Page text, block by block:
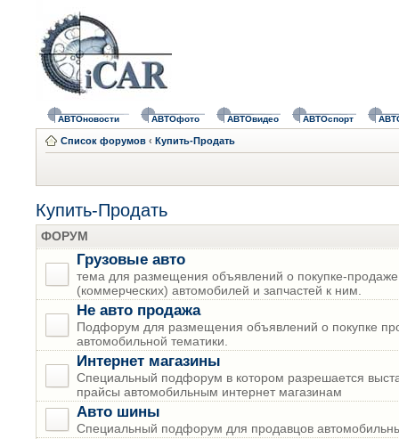
АВТОновости АВТОфото АВТОвидео АВТОспорт
Список форумов ‹ Купить-Продать
Купить-Продать
ФОРУМ
Грузовые авто
тема для размещения объявлений о покупке-продаже
(коммерческих) автомобилей и запчастей к ним.
Не авто продажа
Подфорум для размещения объявлений о покупке
автомобильной тематики.
Интернет магазины
Специальный подфорум в котором разрешается
прайсы автомобильным интернет магазинам
Авто шины
Специальный подфорум для продавцов